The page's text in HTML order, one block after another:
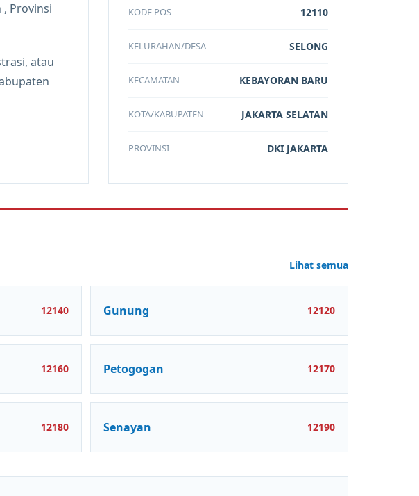
, Provinsi
atau
KODE POS 12110
KELURAHAN/DESA SELONG
KECAMATAN KEBAYORAN BARU
KOTA/KABUPATEN JAKARTA SELATAN
PROVINSI DKI JAKARTA
Lihat semua
12140 Gunung 12120
12160 Petogogan 12170
12180 Senayan 12190